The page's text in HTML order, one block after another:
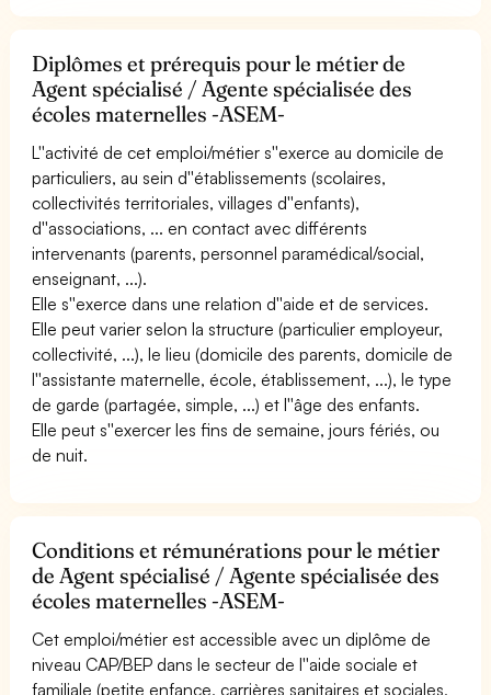
Diplômes et prérequis pour le métier de
Agent spécialisé / Agente spécialisée des
écoles maternelles -ASEM-
L''activité de cet emploi/métier s''exerce au domicile de
particuliers, au sein d''établissements (scolaires,
collectivités territoriales, villages d''enfants),
d''associations, ... en contact avec différents
intervenants (parents, personnel paramédical/social,
enseignant, ...).
Elle s''exerce dans une relation d''aide et de services.
Elle peut varier selon la structure (particulier employeur,
collectivité, ...), le lieu (domicile des parents, domicile de
l''assistante maternelle, école, établissement, ...), le type
de garde (partagée, simple, ...) et l''âge des enfants.
Elle peut s''exercer les fins de semaine, jours fériés, ou
de nuit.
Conditions et rémunérations pour le métier
de Agent spécialisé / Agente spécialisée des
écoles maternelles -ASEM-
Cet emploi/métier est accessible avec un diplôme de
niveau CAP/BEP dans le secteur de l''aide sociale et
familiale (petite enfance, carrières sanitaires et sociales,